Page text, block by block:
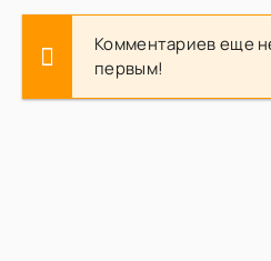
Комментариев еще
первым!